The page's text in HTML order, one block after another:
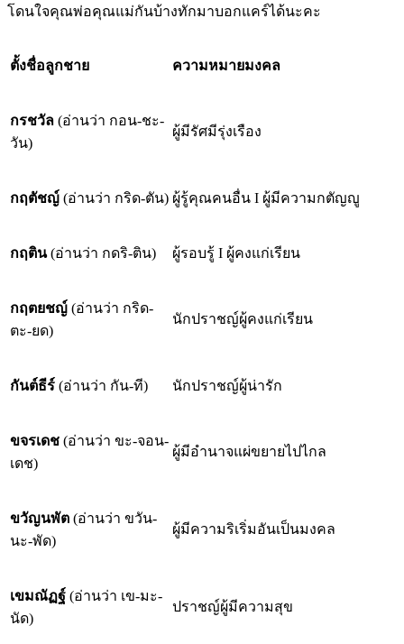
โดนใจคุณพ่อคุณแม่กันบ้างทักมาบอกแคร์ได้นะคะ
ตั้งชื่อลูกชาย ความหมายมงคล
กรชวัล (อ่านว่า กอน-ชะ-
วัน)
ผู้มีรัศมีรุ่งเรือง
กฤตัชญ์ (อ่านว่า กริด-ตัน) ผู้รู้คุณคนอื่น I ผู้มีความกตัญญู
กฤติน(อ่านว่า กดริ-ติน) ผู้รอบรู้ I ผู้คงแก่เรียน
กฤตยชญ์ (อ่านว่า กริด-
ตะ-ยด)
นักปราชญ์ผู้คงแก่เรียน
กันต์ธีร์ (อ่านว่า กัน-ที) นักปราชญ์ผู้น่ารัก
ขจรเดช (อ่านว่า ขะ-จอน-
เดช)
ผู้มีอำนาจแผ่ขยายไปไกล
ขวัญนพัต (อ่านว่า ขวัน-
นะ-พัด)
ผู้มีความริเริ่มอันเป็นมงคล
เขมณัฏฐ์ (อ่านว่า เข-มะ-
นัด)
ปราชญ์ผู้มีความสุข